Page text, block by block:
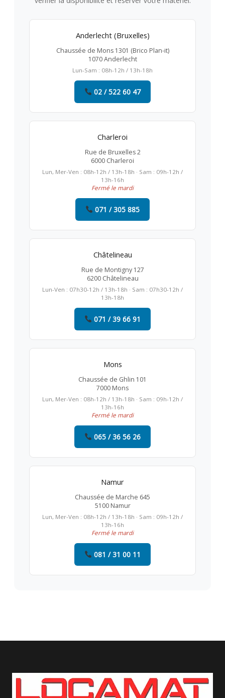
Anderlecht (Bruxelles)
Chaussée de Mons 1301 (Brico Plan-it)
1070 Anderlecht
Lun-Sam : 08h-12h / 13h-18h
02 / 522 60 47
Charleroi
Rue de Bruxelles 2
6000 Charleroi
Lun, Mer-Ven : 08h-12h / 13h-18h · Sam : 09h-12h /
13h-16h
Fermé le mardi
071 / 305 885
Châtelineau
Rue de Montigny 127
6200 Châtelineau
Lun-Ven : 07h30-12h / 13h-18h · Sam : 07h30-12h /
13h-18h
071 / 39 66 91
Mons
Chaussée de Ghlin 101
7000 Mons
Lun, Mer-Ven : 08h-12h / 13h-18h · Sam : 09h-12h /
13h-16h
Fermé le mardi
065 / 36 56 26
Namur
Chaussée de Marche 645
5100 Namur
Lun, Mer-Ven : 08h-12h / 13h-18h · Sam : 09h-12h /
13h-16h
Fermé le mardi
081 / 31 00 11